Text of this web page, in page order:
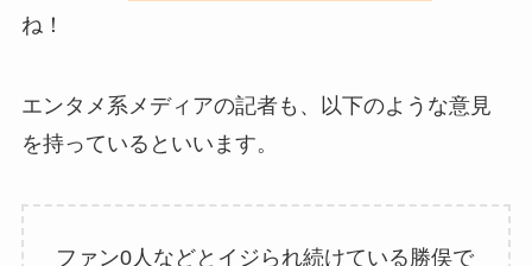
ね！
エンタメ系メディアの記者も、以下のような意見
を持っているといいます。
ファン0人などとイジられ続けている勝俣で